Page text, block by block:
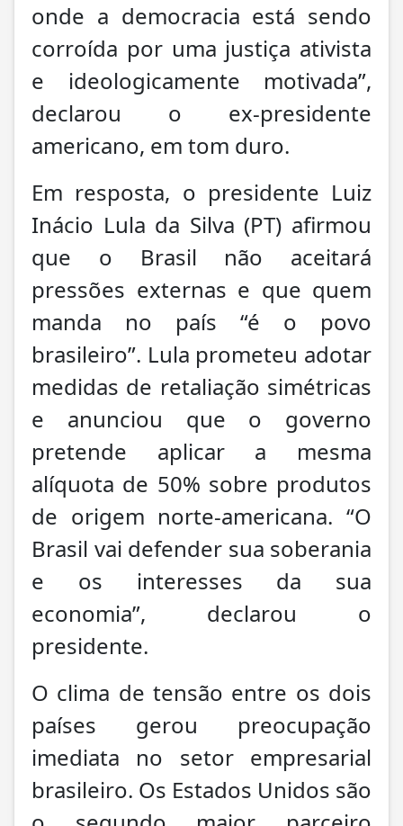
onde a democracia está sendo
corroída por uma justiça ativista
e ideologicamente motivada”,
declarou o ex-presidente
americano, em tom duro.
Em resposta, o presidente Luiz
Inácio Lula da Silva (PT) afirmou
que o Brasil não aceitará
pressões externas e que quem
manda no país “é o povo
brasileiro”. Lula prometeu adotar
medidas de retaliação simétricas
e anunciou que o governo
pretende aplicar a mesma
alíquota de 50% sobre produtos
de origem norte-americana. “O
Brasil vai defender sua soberania
e os interesses da sua
economia”, declarou o
presidente.
O clima de tensão entre os dois
países gerou preocupação
imediata no setor empresarial
brasileiro. Os Estados Unidos são